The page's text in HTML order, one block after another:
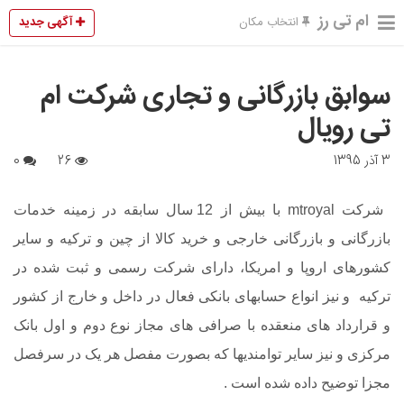
ام تی رز انتخاب مکان آگهی جدید
سوابق بازرگانی و تجاری شرکت ام
تی رویال
3 آذر 1395
شرکت mtroyal با بیش از 12 سال سابقه در زمینه خدمات
بازرگانی و بازرگانی خارجی و خرید کالا از چین و ترکیه و سایر
کشورهای اروپا و امریکا، دارای شرکت رسمی و ثبت شده در
ترکیه و نیز انواع حسابهای بانکی فعال در داخل و خارج از کشور
و قرارداد های منعقده با صرافی های مجاز نوع دوم و اول بانک
مرکزی و نیز سایر توامندیها که بصورت مفصل هر یک در سرفصل
مجزا توضیح داده شده است .